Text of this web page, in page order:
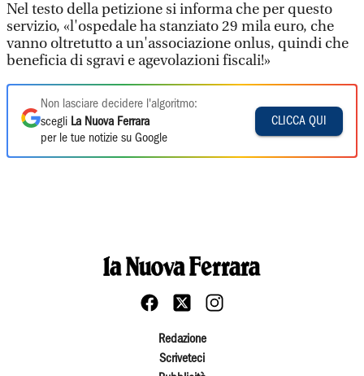
Nel testo della petizione si informa che per questo
servizio, «l'ospedale ha stanziato 29 mila euro, che
vanno oltretutto a un'associazione onlus, quindi che
beneficia di sgravi e agevolazioni fiscali!»
Non lasciare decidere l'algoritmo:
scegli La Nuova Ferrara
per le tue notizie su Google
CLICCA QUI
Redazione
Scriveteci